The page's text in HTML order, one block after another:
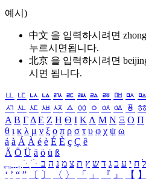
예시)
中文 을 입력하시려면
누르시면됩니다.
北京 을 입력하시려면
시면 됩니다.
ㅥ ㅦ ㅧ ㅨ ㅩ ㅪ ㅫ ㅬ ㅭ ㅮ ㅯ ㅰ
ㅺ ㅻ ㅼ ㅽ ㅾ ㅿ ㆀ ㆁ ㆂ ㆃ ㆄ ㆅ
Α Β ΓΔ Ε Ζ Η Θ Ι ΚΛ Μ Ν Ξ Ο Π
θ ι κ λ μ ν ξ ο π ρ σ τ υ φ χ ψ ω
á à Á À é è É È ç Ç ê
Ä Ö Ü ä ö ü ß
ִֶֹ ֻּ ׁׂ ל ח י ע כ ג ד ש ץ ת צ מ נ ה ב
‘ ’ “ ” 〔 〕 〈 〉 「 」 『 』 【 】